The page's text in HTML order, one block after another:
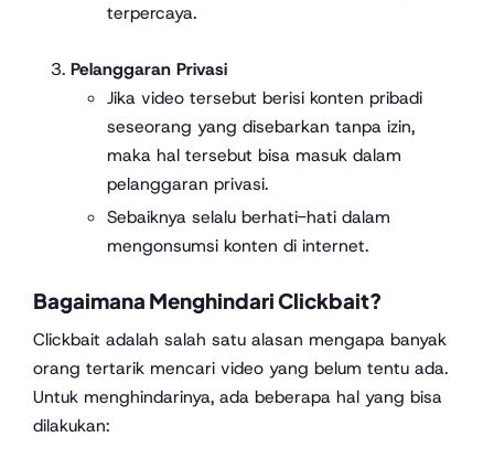
terpercaya.
Pelanggaran Privasi
Jika video tersebut berisi konten pribadi
seseorang yang disebarkan tanpa izin,
maka hal tersebut bisa masuk dalam
pelanggaran privasi.
Sebaiknya selalu berhati-hati dalam
mengonsumsi konten di internet.
Bagaimana Menghindari Clickbait?
Clickbait adalah salah satu alasan mengapa banyak
orang tertarik mencari video yang belum tentu ada.
Untuk menghindarinya, ada beberapa hal yang bisa
dilakukan: